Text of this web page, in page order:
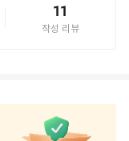
11
작성 리뷰